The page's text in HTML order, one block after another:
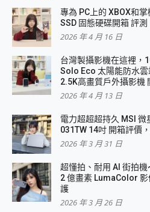
專為 PC上的 XBOX和
SSD 固態硬碟開箱 評測
2026 年 4 月 16 日
台灣製攝影機在這裡，
Solo Eco 太陽能防水
2.5K高畫質戶外攝影機
2026 年 4 月 13 日
電力超超超持久 MSI
031TW 14吋 開箱評價
2026 年 3 月 31 日
超懂拍、耐用 AI 街拍
2 億畫素 LumaColor
護
2026 年 3 月 26 日